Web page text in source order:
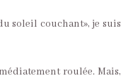
soleil couchant», je suis
roulée. Mais,